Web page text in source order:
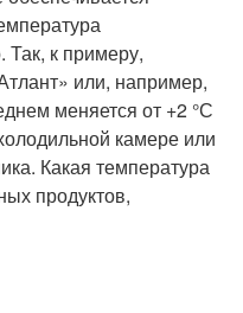
Так, к примеру,
или, например,
меняется от +2 °С
камере или
Какая температура
продуктов,